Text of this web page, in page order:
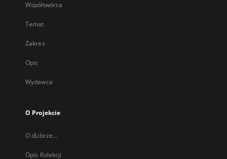
Współtwórca
Temat
Zakres
Opis
Wydawca
O Projekcie
O dLibrze...
Opis Kolekcji